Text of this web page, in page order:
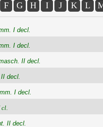
F G H I J K L
I decl.
I decl.
II decl.
decl.
I decl.
II decl.